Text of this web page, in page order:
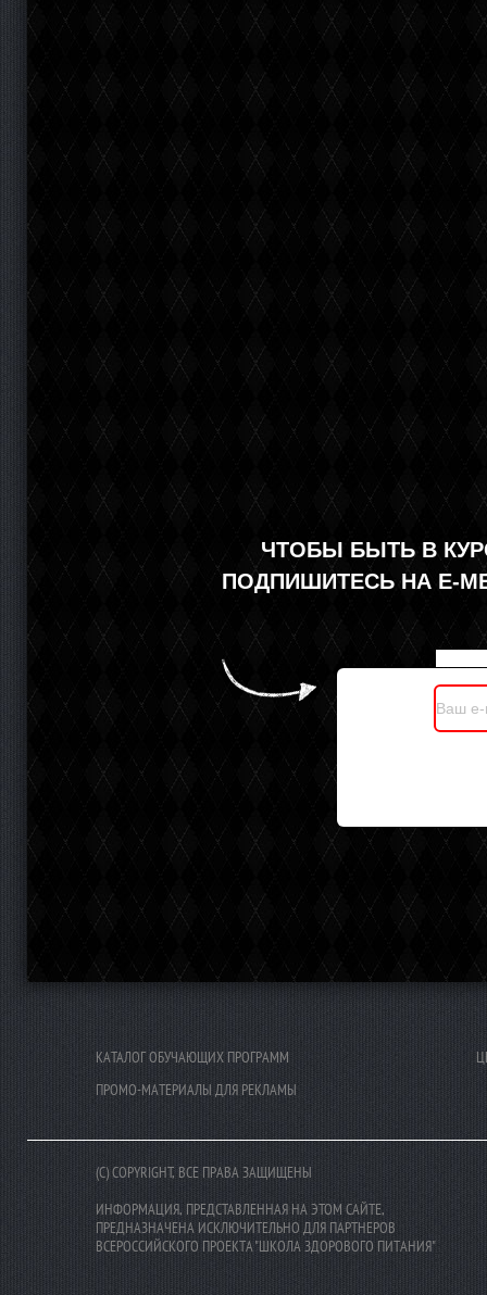
ЧТОБЫ БЫТЬ В
ПОДПИШИТЕСЬ НА Е-
КАТАЛОГ ОБУЧАЮЩИХ ПРОГРАММ
ПРОМО-МАТЕРИАЛЫ ДЛЯ РЕКЛАМЫ
(C) COPYRIGHT, ВСЕ ПРАВА ЗАЩИЩЕНЫ
ИНФОРМАЦИЯ, ПРЕДСТАВЛЕННАЯ НА ЭТОМ САЙТЕ,
ПРЕДНАЗНАЧЕНА ИСКЛЮЧИТЕЛЬНО ДЛЯ ПАРТНЕРОВ
ВСЕРОССИЙСКОГО ПРОЕКТА "ШКОЛА ЗДОРОВОГО ПИТАНИЯ"